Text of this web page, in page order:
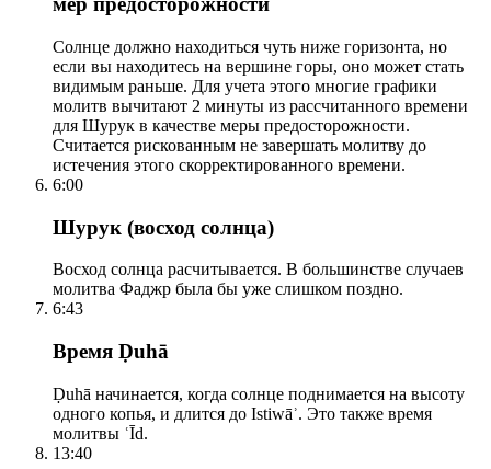
Солнце должно находиться чуть ниже горизонта, но
если вы находитесь на вершине горы, оно может стать
видимым раньше. Для учета этого многие графики
молитв вычитают 2 минуты из рассчитанного времени
для Шурук в качестве меры предосторожности.
Считается рискованным не завершать молитву до
истечения этого скорректированного времени.
6:00
Шурук (восход солнца)
Восход солнца расчитывается. В большинстве случаев
молитва Фаджр была бы уже слишком поздно.
6:43
Время Ḍuhā
Ḍuhā начинается, когда солнце поднимается на высоту
одного копья, и длится до Istiwāʾ. Это также время
молитвы ʿĪd.
13:40